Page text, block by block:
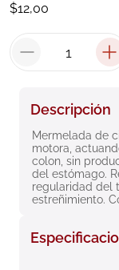
$12,00
Descripción
Mermelada de
motora,
colon, sin
del estómago.
regularidad del
estreñimiento.
pilexil
5. cerave
6 degraler
7. isdin
8. roche posay
9. megacistin